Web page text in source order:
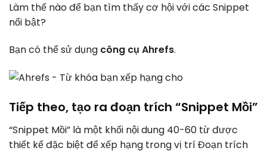
Làm thế nào để bạn tìm thấy cơ hội với các Snippet
nổi bật?
Bạn có thể sử dụng công cụ Ahrefs.
Tiếp theo, tạo ra đoạn trích “Snippet Mồi”
“Snippet Mồi” là một khối nội dung 40-60 từ được
thiết kế đặc biệt để xếp hạng trong vị trí Đoạn trích